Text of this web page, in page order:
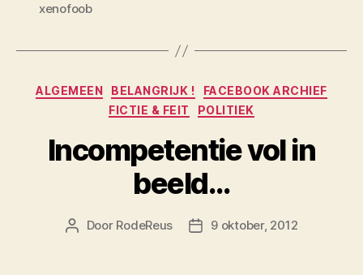
xenofoob
Categorieën
ALGEMEEN BELANGRIJK !
FACEBOOK ARCHIEF
FICTIE & FEIT
POLITIEK
Incompetentie vol in
beeld…
Berichtauteur
Door RodeReus Berichtdatum
9 oktober, 2012